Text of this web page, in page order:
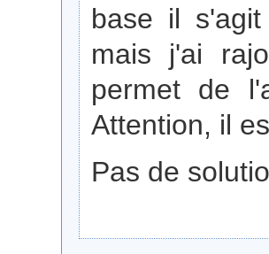
base il
mais j'ai
permet de
Attention, il
Pas de